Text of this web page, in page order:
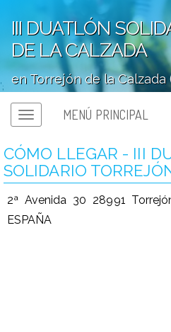
III DUATLÓN
DE LA CALZADA
en Torrejón de la Calzada
';
MENÚ PRINCIPAL
CÓMO LLEGAR - III
SOLIDARIO
2ª Avenida 30 28991
ESPAÑA